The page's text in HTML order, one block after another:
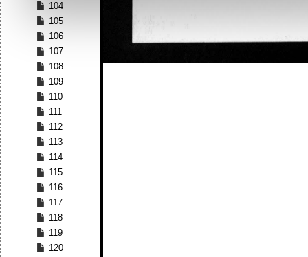
104
105
106
107
108
109
110
111
112
113
114
115
116
117
118
119
120